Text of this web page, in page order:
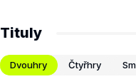
Tituly
Dvouhry Čtyřhry